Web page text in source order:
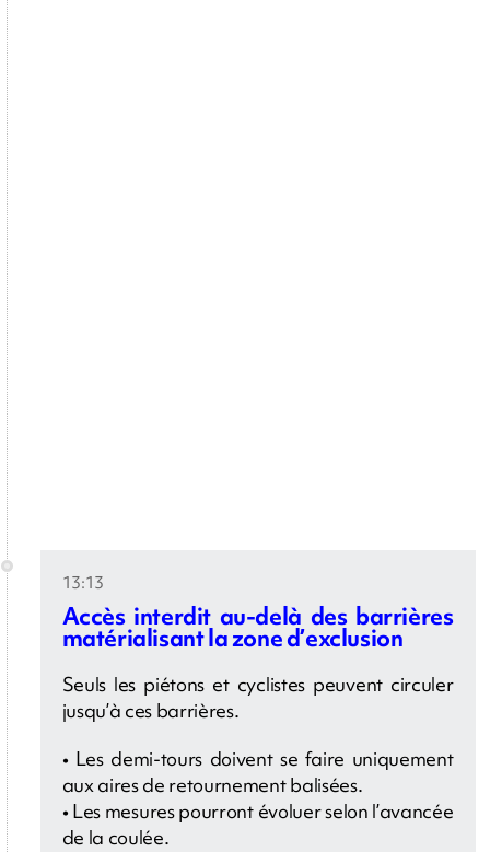
13:13
Accès interdit au-delà des barrières
matérialisant la zone d’exclusion
Seuls les piétons et cyclistes peuvent circuler
jusqu’à ces barrières.
• Les demi-tours doivent se faire uniquement
aux aires de retournement balisées.
• Les mesures pourront évoluer selon l’avancée
de la coulée.